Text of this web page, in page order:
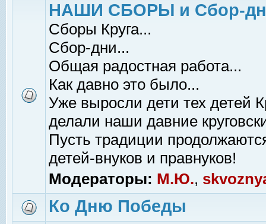
НАШИ СБОРЫ и Сбор-
Сборы Круга...
Сбор-дни...
Общая радостная работа...
Как давно это было...
Уже выросли дети тех детей
делали наши давние
Пусть традиции
детей-внуков и правнуков!
Модераторы: М.Ю.,
Ко Дню Победы